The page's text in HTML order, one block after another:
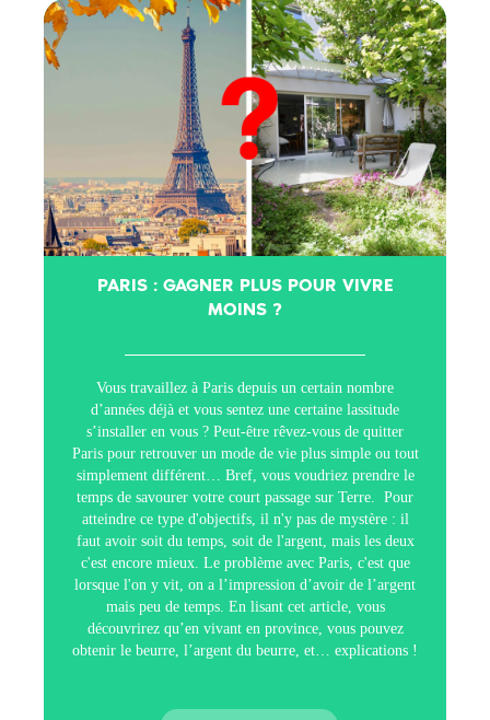
PARIS : GAGNER PLUS POUR VIVRE
MOINS ?
Vous travaillez à Paris depuis un certain nombre
d’années déjà et vous sentez une certaine lassitude
s’installer en vous ? Peut-être rêvez-vous de quitter
Paris pour retrouver un mode de vie plus simple ou tout
simplement différent… Bref, vous voudriez prendre le
temps de savourer votre court passage sur Terre. Pour
atteindre ce type d'objectifs, il n'y pas de mystère : il
faut avoir soit du temps, soit de l'argent, mais les deux
c'est encore mieux. Le problème avec Paris, c'est que
lorsque l'on y vit, on a l’impression d’avoir de l’argent
mais peu de temps. En lisant cet article, vous
découvrirez qu’en vivant en province, vous pouvez
obtenir le beurre, l’argent du beurre, et… explications !